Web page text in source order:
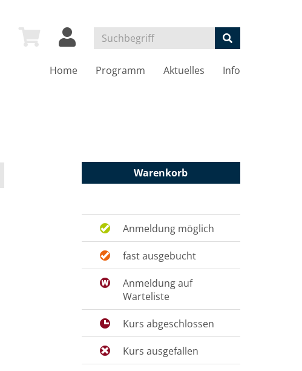
Home Programm Aktuelles Info
Warenkorb
Anmeldung möglich
fast ausgebucht
Anmeldung auf
Warteliste
Kurs abgeschlossen
Kurs ausgefallen